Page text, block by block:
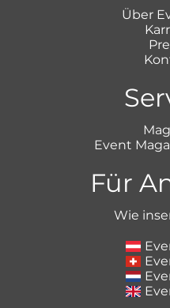
Über
Event
Für
Wie